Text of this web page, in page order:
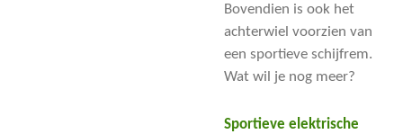
Bovendien is ook het
achterwiel voorzien van
een sportieve schijfrem.
Wat wil je nog meer?
Sportieve elektrische